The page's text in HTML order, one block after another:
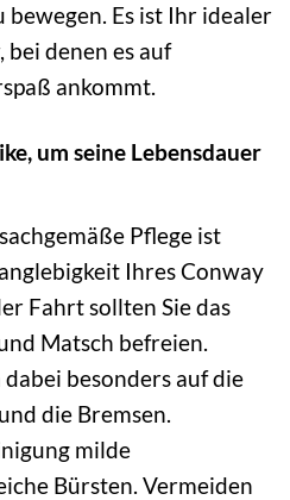
Es ist Ihr idealer
denen es auf
ankommt.
um seine Lebensdauer
Pflege ist
Ihres Conway
Fahrt sollten Sie das
Matsch befreien.
besonders auf die
die Bremsen.
milde
Bürsten. Vermeiden